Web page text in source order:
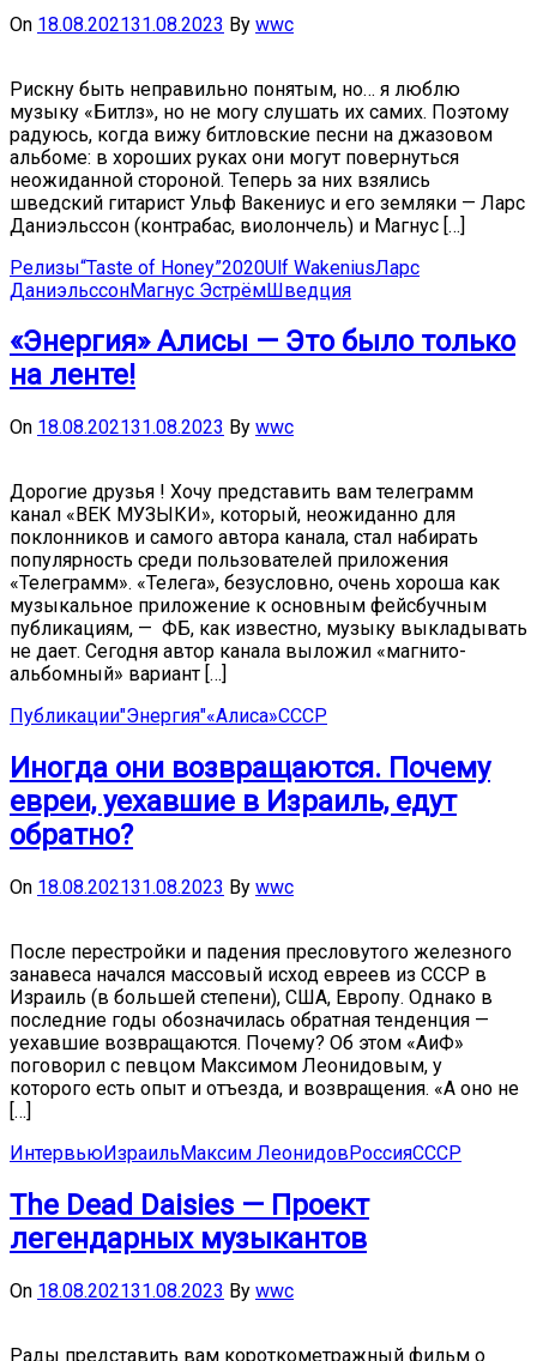
On 18.08.202131.08.2023 By wwc
Рискну быть неправильно понятым, но… я люблю
музыку «Битлз», но не могу слушать их самих. Поэтому
радуюсь, когда вижу битловские песни на джазовом
альбоме: в хороших руках они могут повернуться
неожиданной стороной. Теперь за них взялись
шведский гитарист Ульф Вакениус и его земляки — Ларс
Даниэльссон (контрабас, виолончель) и Магнус […]
Релизы“Taste of Honey”2020Ulf WakeniusЛарс
ДаниэльссонМагнус ЭстрёмШведция
«Энергия» Алисы — Это было только
на ленте!
On 18.08.202131.08.2023 By wwc
Дорогие друзья ! Хочу представить вам телеграмм
канал «ВЕК МУЗЫКИ», который, неожиданно для
поклонников и самого автора канала, стал набирать
популярность среди пользователей приложения
«Телеграмм». «Телега», безусловно, очень хороша как
музыкальное приложение к основным фейсбучным
публикациям, — ФБ, как известно, музыку выкладывать
не дает. Сегодня автор канала выложил «магнито-
альбомный» вариант […]
Публикации"Энергия"«Алиса»СССР
Иногда они возвращаются. Почему
евреи, уехавшие в Израиль, едут
обратно?
On 18.08.202131.08.2023 By wwc
После перестройки и падения пресловутого железного
занавеса начался массовый исход евреев из СССР в
Израиль (в большей степени), США, Европу. Однако в
последние годы обозначилась обратная тенденция —
уехавшие возвращаются. Почему? Об этом «АиФ»
поговорил с певцом Максимом Леонидовым, у
которого есть опыт и отъезда, и возвращения. «А оно не
[…]
ИнтервьюИзраиль Максим Леонидов РоссияСССР
The Dead Daisies — Проект
легендарных музыкантов
On 18.08.202131.08.2023 By wwc
Рады представить вам короткометражный фильм о